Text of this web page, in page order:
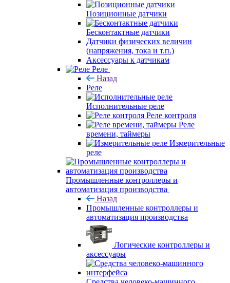
Позиционные датчики
Бесконтактные датчики
Датчики физических величин
(напряжения, тока и т.п.)
Аксессуары к датчикам
Реле
Назад
Реле
Исполнительные реле
Реле контроля
Реле
времени, таймеры
Измерительные
реле
Промышленные контроллеры и
автоматизация производства
Назад
Промышленные контроллеры и
автоматизация производства
Логические контроллеры и
аксессуары